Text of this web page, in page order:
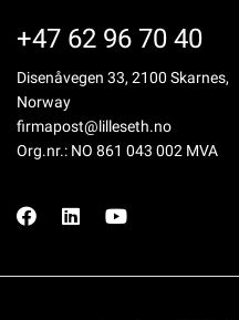
+47 62 96 70 40
Disenåvegen 33, 2100 Skarnes,
Norway
firmapost@lilleseth.no
Org.nr.: NO 861 043 002 MVA